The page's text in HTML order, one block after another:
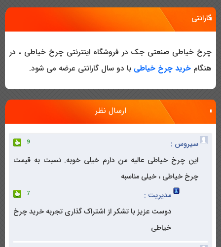
گارانتی
چرخ خیاطی صنعتی جک در فروشگاه اینترنتی چرخ خیاطی ، در
هنگام خرید چرخ خیاطی با دو سال گارانتی عرضه می شود.
ارسال نظر
سیروس : 9
این چرخ خیاطی عالیه من دارم خیلی خوبه. نسبت به قیمت
چرخ خیاطی ، خیلی مناسبه
مدیریت :
7
دوست عزیز با تشکر از اشتراک گذاری تجربه خرید چرخ
خیاطی